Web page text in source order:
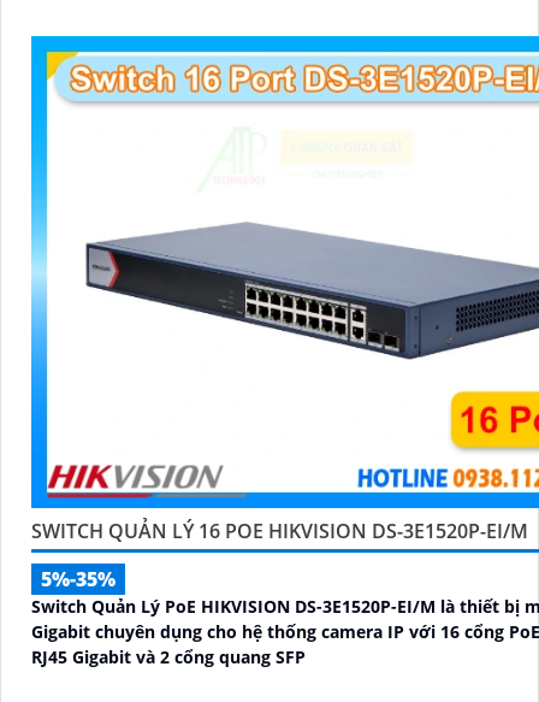
SWITCH QUẢN LÝ 16 POE HIKVISION DS-3E1520P-EI/M
5%-35%
Switch Quản Lý PoE HIKVISION DS-3E1520P-EI/M là thiết bị
Gigabit chuyên dụng cho hệ thống camera IP với 16 cổng
RJ45 Gigabit và 2 cổng quang SFP